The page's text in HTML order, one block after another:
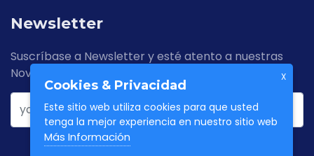
Newsletter
Suscríbase a Newsletter y esté atento a nuestras
Novedades
X
Cookies & Privacidad
Este sitio web utiliza cookies para que usted
tenga la mejor experiencia en nuestro sitio web
Más Información